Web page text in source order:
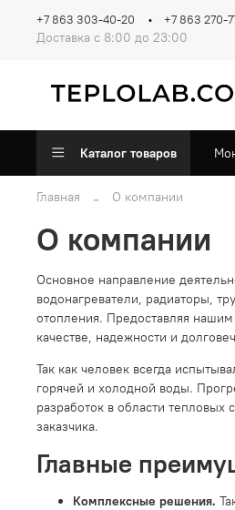
Доставка с 8:00 до 23:00
+7 863 303-40-20 +7 863 270-
Каталог товаров
Главная О компании
О компании
Основное направление
водонагреватели, радиаторы,
отопления. Предоставляя
качестве, надежности и
Так как человек всегда
горячей и холодной воды.
разработок в области
заказчика.
Главные
Комплексные решения.